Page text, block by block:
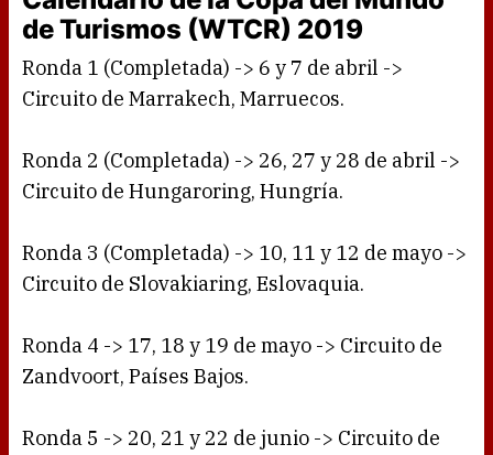
de Turismos (WTCR) 2019
Ronda 1 (Completada) -> 6 y 7 de abril ->
Circuito de Marrakech, Marruecos.
Ronda 2 (Completada) -> 26, 27 y 28 de abril ->
Circuito de Hungaroring, Hungría.
Ronda 3 (Completada) -> 10, 11 y 12 de mayo ->
Circuito de Slovakiaring, Eslovaquia.
Ronda 4 -> 17, 18 y 19 de mayo -> Circuito de
Zandvoort, Países Bajos.
Ronda 5 -> 20, 21 y 22 de junio -> Circuito de